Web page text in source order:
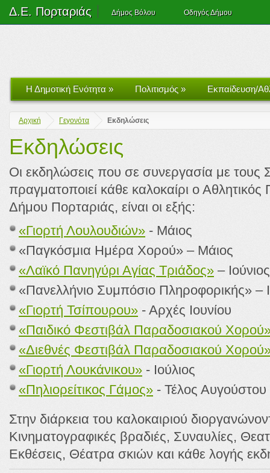
Δ.Ε. Πορταριάς Δήμος Βόλου Οδηγός Δήμου
Η Δημοτική Ενότητα » Πολιτισμός » Εκπαίδευση/
Αρχική Γεγονότα Εκδηλώσεις
Εκδηλώσεις
Οι εκδηλώσεις που σε συνεργασία με τους
πραγματοποιεί κάθε καλοκαίρι ο Αθλητικός
Δήμου Πορταριάς, είναι οι εξής:
«Γιορτή Λουλουδιών» - Μάιος
«Παγκόσμια Ημέρα Χορού» – Μάιος
«Λαϊκό Πανηγύρι Αγίας Τριάδος» – Ιούνιος
«Πανελλήνιο Συμπόσιο Πληροφορικής» –
«Γιορτή Τσίπουρου» - Αρχές Ιουνίου
«Παιδικό Φεστιβάλ Παραδοσιακού
«Διεθνές Φεστιβάλ Παραδοσιακού
«Γιορτή Λουκάνικου» - Ιούλιος
«Πηλιορείτικος Γάμος» - Τέλος Αυγούστου
Στην διάρκεια του καλοκαιριού
Κινηματογραφικές βραδιές, Συναυλίες,
Εκθέσεις, Θέατρα σκιών και κάθε λογής